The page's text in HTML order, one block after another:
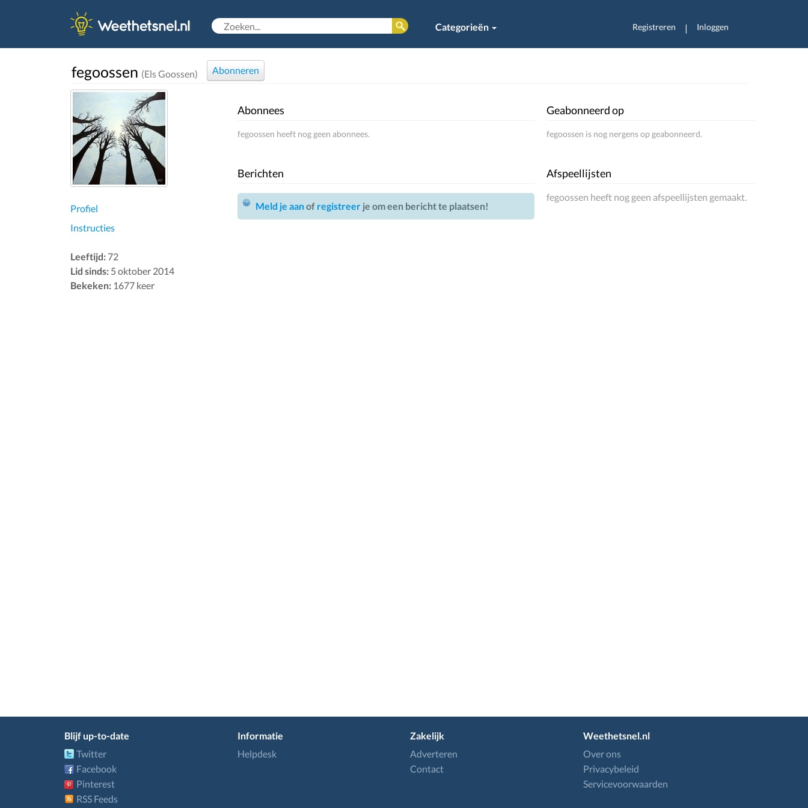
Categorieën Registreren | Inloggen
fegoossen (Els Goossen) Abonneren
Profiel
Instructies
Leeftijd: 72
Lid sinds: 5 oktober 2014
Bekeken: 1677 keer
Abonnees
fegoossen heeft nog geen abonnees.
Berichten
Meld je aanof registreerje om een bericht te plaatsen!
Geabonneerd op
fegoossen is nog nergens op geabonneerd.
Afspeellijsten
fegoossen heeft nog geen afspeellijsten gemaakt.
Blijf up-to-date
Twitter
Facebook
Pinterest
RSS Feeds
Informatie
Helpdesk
Zakelijk
Adverteren
Contact
Weethetsnel.nl
Over ons
Privacybeleid
Servicevoorwaarden